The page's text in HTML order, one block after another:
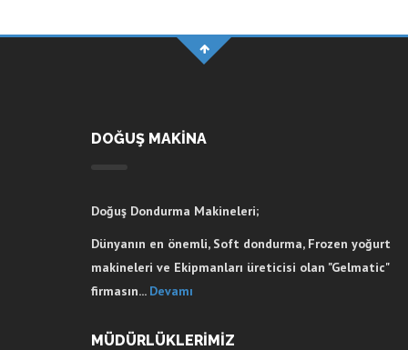
DOĞUŞ MAKİNA
Doğuş Dondurma Makineleri;
Dünyanın en önemli, Soft dondurma, Frozen yoğurt
makineleri ve Ekipmanları üreticisi olan "Gelmatic"
firmasın... Devamı
MÜDÜRLÜKLERİMİZ